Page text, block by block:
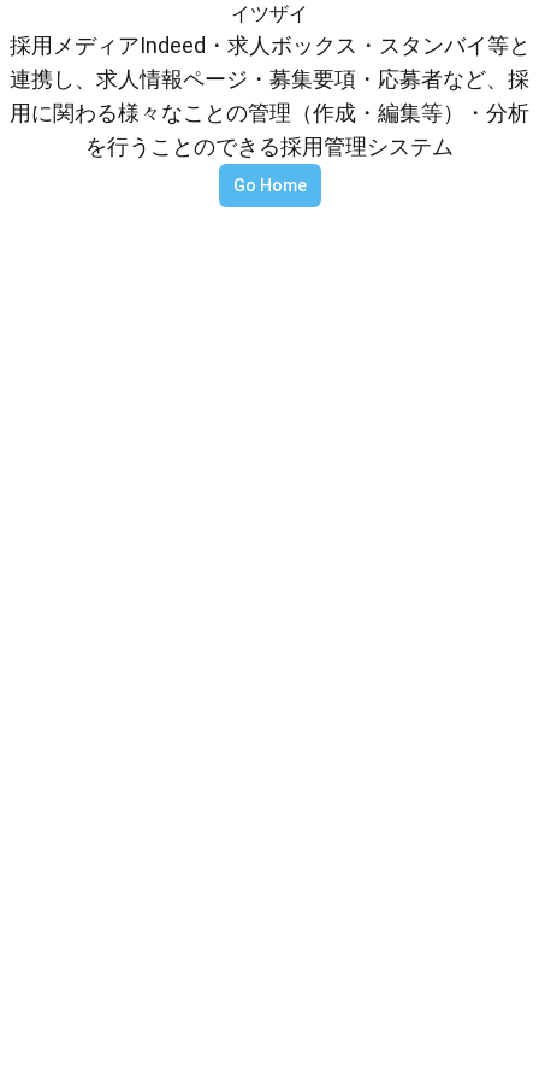
イツザイ
採用メディアIndeed・求人ボックス・スタンバイ等と
連携し、求人情報ページ・募集要項・応募者など、採
用に関わる様々なことの管理（作成・編集等）・分析
を行うことのできる採用管理システム
Go Home